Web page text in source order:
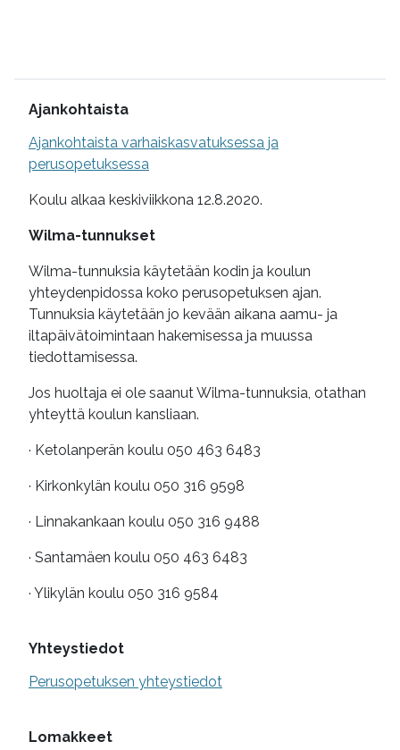
Lisätietoa
Ajankohtaista
Ajankohtaista varhaiskasvatuksessa ja
perusopetuksessa
Koulu alkaa keskiviikkona 12.8.2020.
Wilma-tunnukset
Wilma-tunnuksia käytetään kodin ja koulun
yhteydenpidossa koko perusopetuksen ajan.
Tunnuksia käytetään jo kevään aikana aamu- ja
iltapäivätoimintaan hakemisessa ja muussa
tiedottamisessa.
Jos huoltaja ei ole saanut Wilma-tunnuksia, otathan
yhteyttä koulun kansliaan.
· Ketolanperän koulu 050 463 6483
· Kirkonkylän koulu 050 316 9598
· Linnakankaan koulu 050 316 9488
· Santamäen koulu 050 463 6483
· Ylikylän koulu 050 316 9584
Yhteystiedot
Perusopetuksen yhteystiedot
Lomakkeet